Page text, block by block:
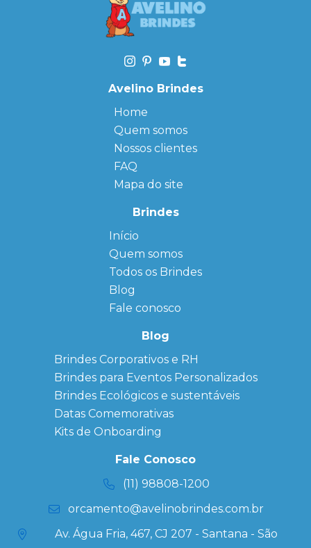
Avelino Brindes
Home
Quem somos
Nossos clientes
FAQ
Mapa do site
Brindes
Início
Quem somos
← Back
FAQ
Sitemap
Todos os Brindes
← Back
Agendas
Personalizadas
Personalizado
personalizados
Brindes
Corporativos
Copos Térmicos
Personalizados
Datas Especiais
Ecobag
Personalizada
Kits
Blog
Fale conosco
Blog
Brindes Corporativos e RH
Brindes para Eventos Personalizados
Brindes Ecológicos e sustentáveis
Datas Comemorativas
Kits de Onboarding
Fale Conosco
(11) 98808-1200
orcamento@avelinobrindes.com.br
Av. Água Fria, 467, CJ 207 - Santana - São